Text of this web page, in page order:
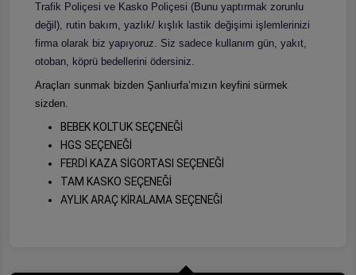
Trafik Poliçesi ve Kasko Poliçesi (Bunu yaptırmak zorunlu
değil), rutin bakım, yazlık/ kışlık lastik değişimi işlemlerinizi
firma olarak biz yapıyoruz. Siz sadece kullanım gün, yakıt,
otoban, köprü bedellerini ödersiniz.
Araçları sunmak bizden Şanlıurfa’mızın keyfini sürmek
sizden.
BEBEK KOLTUK SEÇENEĞİ
HGS SEÇENEĞİ
FERDİ KAZA SİGORTASI SEÇENEĞİ
TAM KASKO SEÇENEĞİ
AYLIK ARAÇ KİRALAMA SEÇENEĞİ